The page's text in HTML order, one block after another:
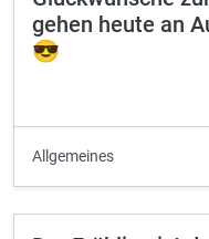
gehen heute an
😎
Allgemeines